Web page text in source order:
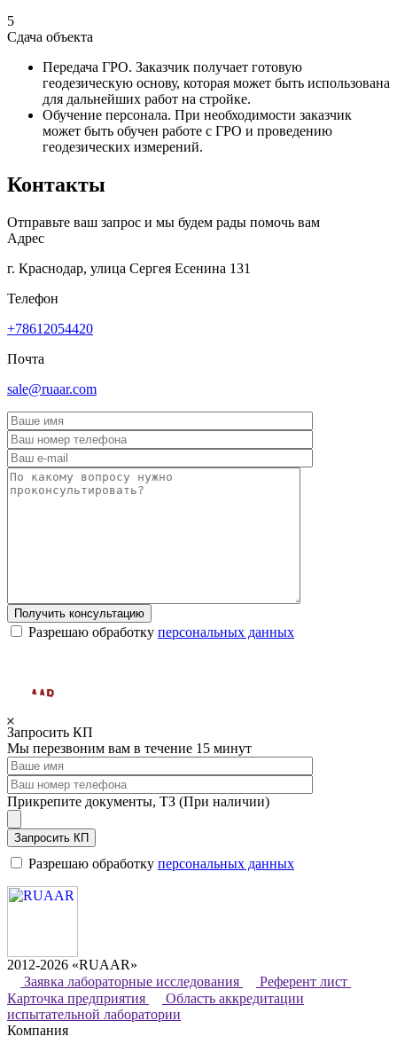
5
Сдача объекта
Передача ГРО. Заказчик получает готовую
геодезическую основу, которая может быть использована
для дальнейших работ на стройке.
Обучение персонала. При необходимости заказчик
может быть обучен работе с ГРО и проведению
геодезических измерений.
Контакты
Отправьте ваш запрос и мы будем рады помочь вам
Адрес
г. Краснодар, улица Сергея Есенина 131
Телефон
+78612054420
Почта
sale@ruaar.com
Получить консультацию
Разрешаю обработку персональных данных
Запросить КП
Мы перезвоним вам в течение 15 минут
Прикрепите документы, ТЗ (При наличии)
Запросить КП
Разрешаю обработку персональных данных
2012-2026 «RUAAR»
Заявка лабораторные исследования
Референт лист
Карточка предприятия
Область аккредитации
испытательной лаборатории
Компания